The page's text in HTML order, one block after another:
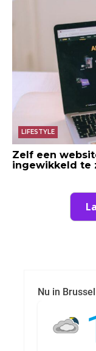
LIFESTYLE
Zelf een
ingewikkeld te